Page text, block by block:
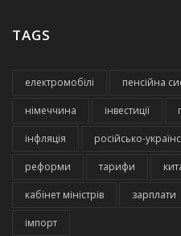
TAGS
електромобілі пенсійна
німеччина інвестиції
інфляція російсько-
реформи тарифи
кабінет міністрів зарплати
імпорт